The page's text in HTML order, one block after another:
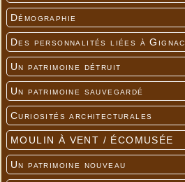
Démographie
Des personnalités liées à Gignac
Un patrimoine détruit
Un patrimoine sauvegardé
Curiosités architecturales
MOULIN À VENT / ÉCOMUSÉE
Un patrimoine nouveau